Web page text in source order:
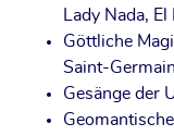
Lady Nada,
Gött­li­che
Saint-
Gesän­ge der